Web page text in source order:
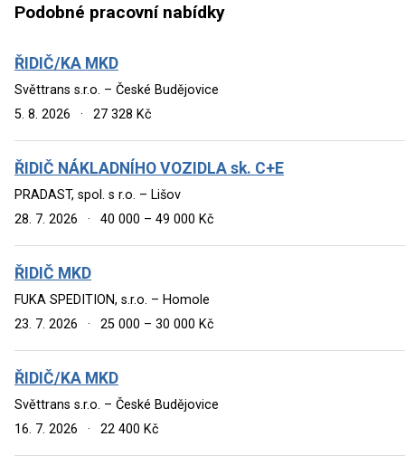
Podobné pracovní nabídky
ŘIDIČ/KA MKD
Světtrans s.r.o. – České Budějovice
5. 8. 2026
· 27 328 Kč
ŘIDIČ NÁKLADNÍHO VOZIDLA sk. C+E
PRADAST, spol. s r.o. – Lišov
28. 7. 2026
· 40 000 – 49 000 Kč
ŘIDIČ MKD
FUKA SPEDITION, s.r.o. – Homole
23. 7. 2026
· 25 000 – 30 000 Kč
ŘIDIČ/KA MKD
Světtrans s.r.o. – České Budějovice
16. 7. 2026
· 22 400 Kč